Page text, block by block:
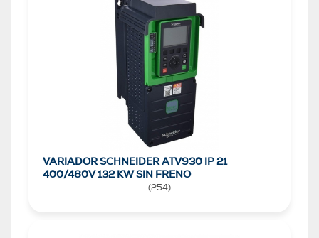
VARIADOR SCHNEIDER ATV930 IP 21
400/480V 132 KW SIN FRENO
(254)